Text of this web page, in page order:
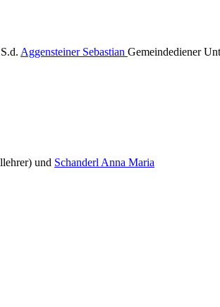
Aggensteiner Sebastian Gemeindediener
und Schanderl Anna Maria